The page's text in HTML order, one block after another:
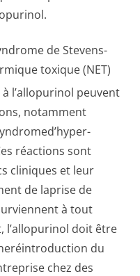
de Stevens-
toxique (NET)
l’allopurinol peuvent
notamment
réactions sont
cliniques et leur
de laprise de
à tout
l’allopurinol doit être
du
chez des